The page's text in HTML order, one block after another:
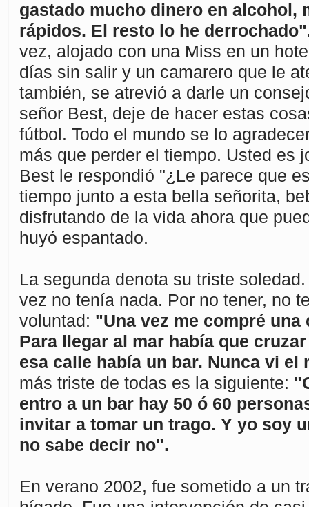
gastado mucho dinero en alcohol,
rápidos. El resto lo he
vez, alojado con una Miss en un
días sin salir y un camarero que le
también, se atrevió a darle un
señor Best, deje de hacer estas
fútbol. Todo el mundo se lo
más que perder el tiempo. Usted es
Best le respondió "¿Le parece que
tiempo junto a esta bella señorita,
disfrutando de la vida ahora que
huyó espantado.
La segunda denota su triste
vez no tenía nada. Por no tener, no
voluntad: "Una vez me compré una
Para llegar al mar había que
esa calle había un bar. Nunca vi el
más triste de todas es la siguiente:
entro a un bar hay 50 ó 60
invitar a tomar un trago. Y yo soy
no sabe decir no".
En verano 2002, fue sometido a un